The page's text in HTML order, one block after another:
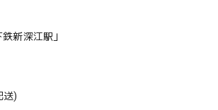
新深江駅」
送)